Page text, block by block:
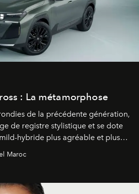
: La métamorphose
de la précédente génération,
de registre stylistique et se dote
hybride plus agréable et plus
Maroc